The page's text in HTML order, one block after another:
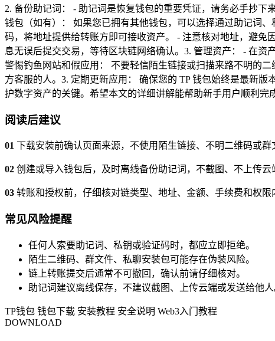
2. 备份助记词： - 助记词是恢复钱包的重要凭证，请务必手抄
钱包（如有）： 如果您已拥有其他钱包，可以选择通过助记词
码，将地址提供给转账方即可接收资产。 - 注意核对地址，避免
息无误后提交交易，等待区块链网络确认。3. 管理资产： - 在
警惕钓鱼网站和假应用： 不要轻信陌生链接或扫描来路不明的
方客服的人。3. 定期更新应用： 确保您的 TP 钱包始终是最新
护数字资产的关键。希望本文的详细讲解能帮助新手用户顺利完
阅读后建议
01 下载安装前确认页面来源，不使用陌生链接、不明二维码或群
02 创建或导入钱包后，及时离线备份助记词，不截图、不上传云
03 转账和授权前，仔细核对链类型、地址、金额、手续费和权限
常见风险提醒
任何人索要助记词、私钥或验证码时，都应立即拒绝。
陌生二维码、群文件、私聊安装包可能存在伪装风险。
链上转账提交后通常不可撤回，确认前请仔细核对。
助记词建议离线保存，不建议截图、上传云端或发送给他人
TP钱包 钱包下载 安装教程 安全说明 Web3入门教程
DOWNLOAD